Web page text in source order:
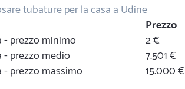
tubature per la casa a Udine
Prezzo
- prezzo minimo
2 €
prezzo medio
7.501 €
prezzo massimo
15.000 €